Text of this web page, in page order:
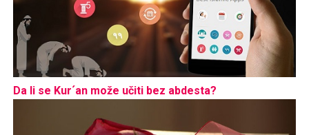
Da li se Kur´an može učiti bez abdesta?